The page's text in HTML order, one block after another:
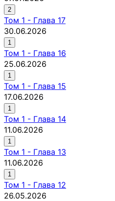
2
Том 1 - Глава 17
30.06.2026
1
Том 1 - Глава 16
25.06.2026
1
Том 1 - Глава 15
17.06.2026
1
Том 1 - Глава 14
11.06.2026
1
Том 1 - Глава 13
11.06.2026
1
Том 1 - Глава 12
26.05.2026